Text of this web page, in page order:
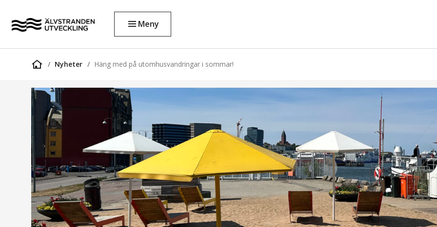
Meny
Startsida
Nyheter Häng med på utomhusvandringar i sommar!